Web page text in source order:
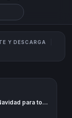
Y DESCARGA
70 Partituras de Villancicos de Navidad para tocar con tu instrumento Populares y Tradicionales Listado canciones y partituras musicales